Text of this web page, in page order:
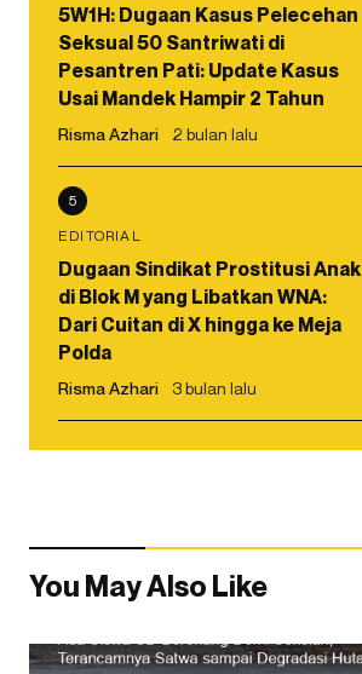
5W1H: Dugaan Kasus Pelecehan
Seksual 50 Santriwati di
Pesantren Pati: Update Kasus
Usai Mandek Hampir 2 Tahun
Risma Azhari 2 bulan lalu
5
EDITORIAL
Dugaan Sindikat Prostitusi Anak
di Blok M yang Libatkan WNA:
Dari Cuitan di X hingga ke Meja
Polda
Risma Azhari 3 bulan lalu
You May Also Like